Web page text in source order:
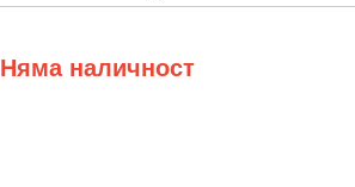
Няма наличност